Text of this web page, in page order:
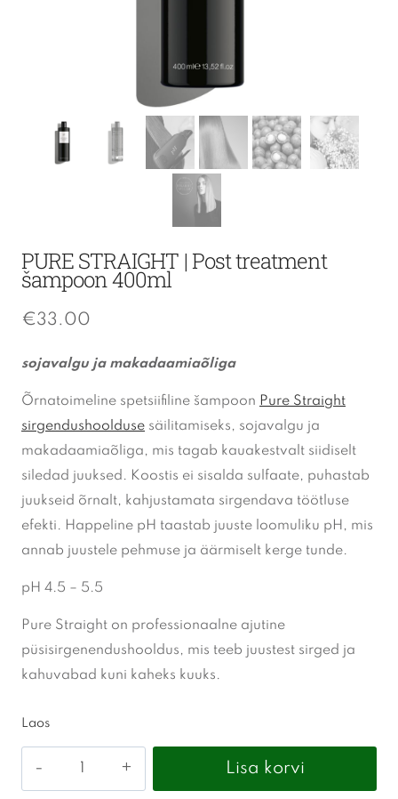
PURE STRAIGHT | Post treatment
šampoon 400ml
€33.00
sojavalgu ja makadaamiaõliga
Õrnatoimeline spetsiifiline šampoon Pure Straight
sirgendushoolduse säilitamiseks, sojavalgu ja
makadaamiaõliga, mis tagab kauakestvalt siidiselt
siledad juuksed. Koostis ei sisalda sulfaate, puhastab
juukseid õrnalt, kahjustamata sirgendava töötluse
efekti. Happeline pH taastab juuste loomuliku pH, mis
annab juustele pehmuse ja äärmiselt kerge tunde.
pH 4.5 – 5.5
Pure Straight on professionaalne ajutine
püsisirgenendushooldus, mis teeb juustest sirged ja
kahuvabad kuni kaheks kuuks.
Laos
Lisa korvi